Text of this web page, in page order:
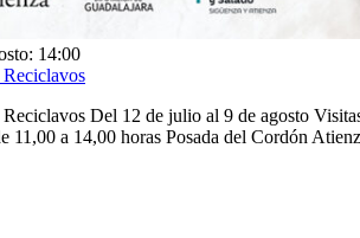
14:00
Del 12 de julio al 9 de agosto
11,00 a 14,00 horas Posada del Cordón